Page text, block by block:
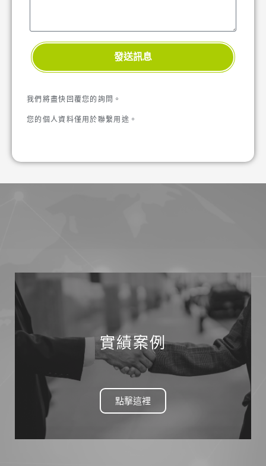
發送訊息
我們將盡快回覆您的詢問。
您的個人資料僅用於聯繫用途。
實績案例
點擊這裡